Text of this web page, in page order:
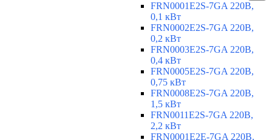
FRN0001E2S-7GA 220В,
0,1 кВт
FRN0002E2S-7GA 220В,
0,2 кВт
FRN0003E2S-7GA 220В,
0,4 кВт
FRN0005E2S-7GA 220В,
0,75 кВт
FRN0008E2S-7GA 220В,
1,5 кВт
FRN0011E2S-7GA 220В,
2,2 кВт
FRN0001E2E-7GA 220В,